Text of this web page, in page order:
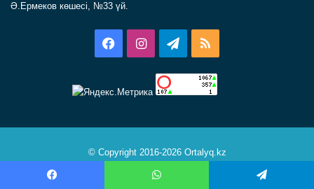
Ә.Ермеков көшесі, №33 үй.
FacebookInstagramTelegram
© Copyright 2016-2026 Ortalyq.kz